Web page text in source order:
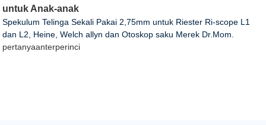
untuk Anak-anak
Spekulum Telinga Sekali Pakai 2,75mm untuk Riester Ri-scope L1
dan L2, Heine, Welch allyn dan Otoskop saku Merek Dr.Mom.
pertanyaanterperinci